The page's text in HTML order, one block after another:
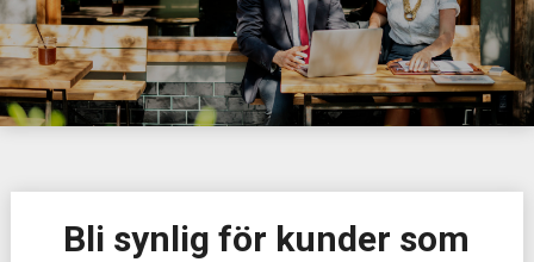
Bli synlig för kunder som